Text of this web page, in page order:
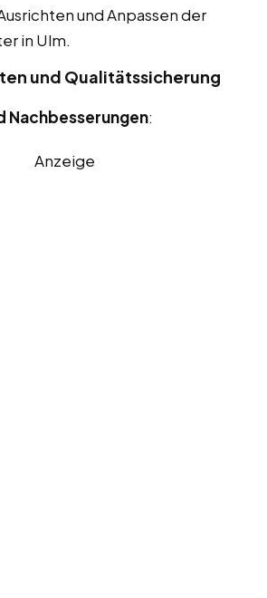
und Anpassen der
in Ulm.
und Qualitätssicherung
Nachbesserungen:
Anzeige